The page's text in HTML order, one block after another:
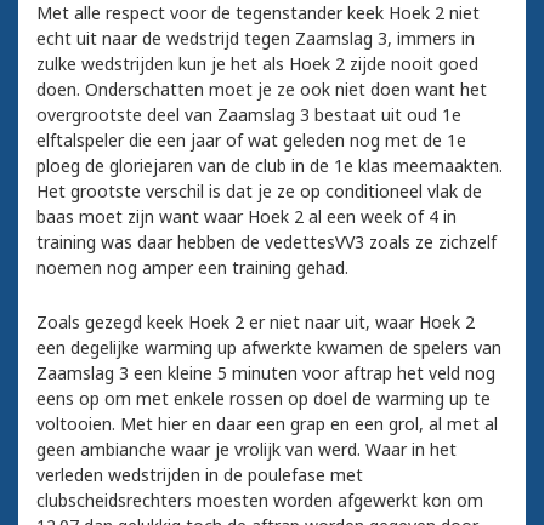
Met alle respect voor de tegenstander keek Hoek 2 niet
echt uit naar de wedstrijd tegen Zaamslag 3, immers in
zulke wedstrijden kun je het als Hoek 2 zijde nooit goed
doen. Onderschatten moet je ze ook niet doen want het
overgrootste deel van Zaamslag 3 bestaat uit oud 1e
elftalspeler die een jaar of wat geleden nog met de 1e
ploeg de gloriejaren van de club in de 1e klas meemaakten.
Het grootste verschil is dat je ze op conditioneel vlak de
baas moet zijn want waar Hoek 2 al een week of 4 in
training was daar hebben de vedettesVV3 zoals ze zichzelf
noemen nog amper een training gehad.
Zoals gezegd keek Hoek 2 er niet naar uit, waar Hoek 2
een degelijke warming up afwerkte kwamen de spelers van
Zaamslag 3 een kleine 5 minuten voor aftrap het veld nog
eens op om met enkele rossen op doel de warming up te
voltooien. Met hier en daar een grap en een grol, al met al
geen ambianche waar je vrolijk van werd. Waar in het
verleden wedstrijden in de poulefase met
clubscheidsrechters moesten worden afgewerkt kon om